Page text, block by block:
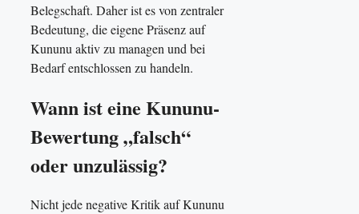
Belegschaft. Daher ist es von zentraler
Bedeutung, die eigene Präsenz auf
Kununu aktiv zu managen und bei
Bedarf entschlossen zu handeln.
Wann ist eine Kununu-
Bewertung „falsch“
oder unzulässig?
Nicht jede negative Kritik auf Kununu